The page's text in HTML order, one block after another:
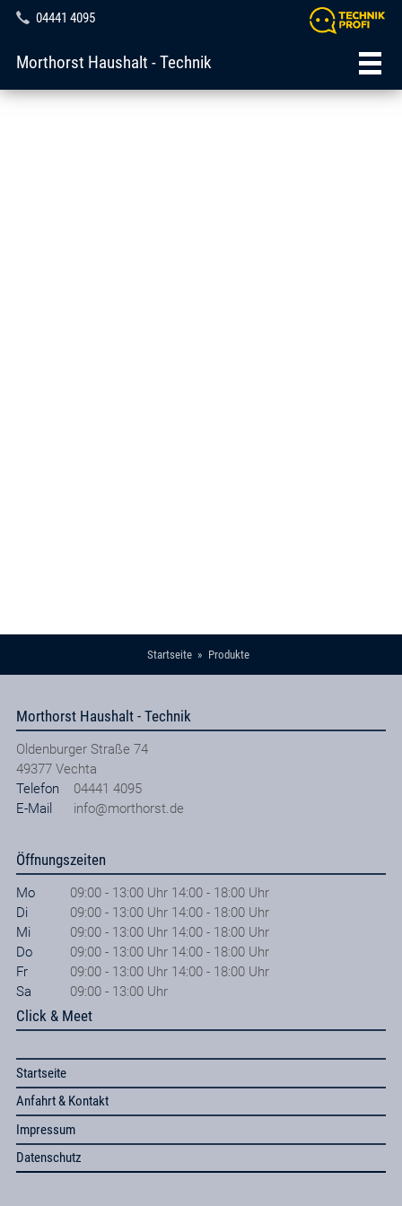
04441 4095
Morthorst Haushalt - Technik
Startseite Produkte
Morthorst Haushalt - Technik
Oldenburger Straße 74
49377 Vechta
Telefon
04441 4095
E-Mail
info@morthorst.de
Öffnungszeiten
Mo
09:00 - 13:00 Uhr 14:00 - 18:00 Uhr
Di
09:00 - 13:00 Uhr 14:00 - 18:00 Uhr
Mi
09:00 - 13:00 Uhr 14:00 - 18:00 Uhr
Do
09:00 - 13:00 Uhr 14:00 - 18:00 Uhr
Fr
09:00 - 13:00 Uhr 14:00 - 18:00 Uhr
Sa
09:00 - 13:00 Uhr
Click & Meet
Startseite
Anfahrt & Kontakt
Impressum
Datenschutz